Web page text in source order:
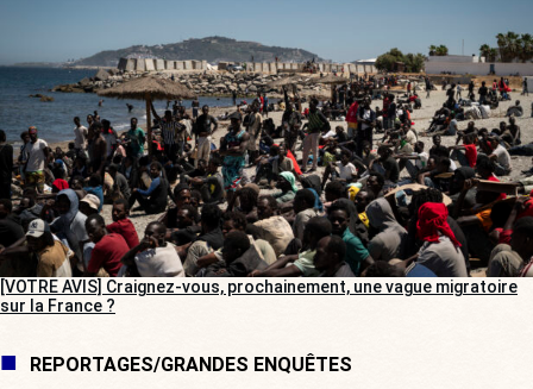
[VOTRE AVIS] Craignez-vous, prochainement, une vague migratoire
sur la France ?
REPORTAGES/GRANDES ENQUÊTES